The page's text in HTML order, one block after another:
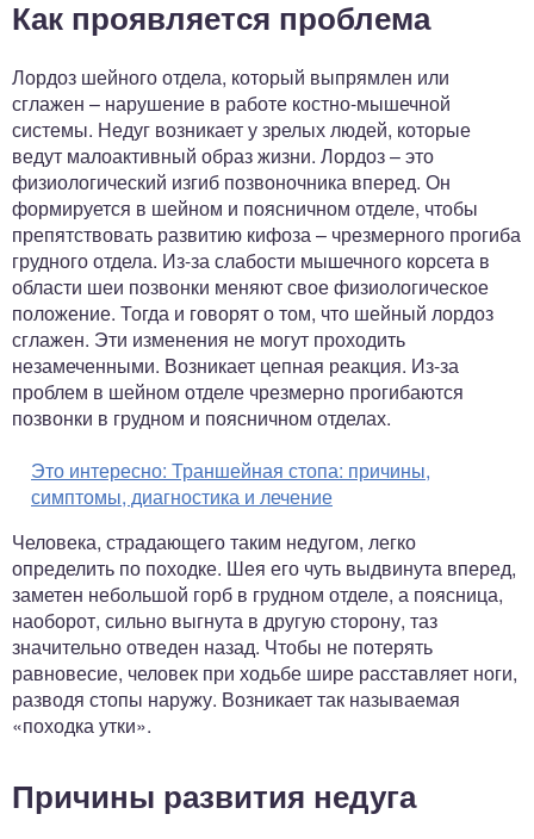
Как проявляется проблема
Лордоз шейного отдела, который выпрямлен или
сглажен – нарушение в работе костно-мышечной
системы. Недуг возникает у зрелых людей, которые
ведут малоактивный образ жизни. Лордоз – это
физиологический изгиб позвоночника вперед. Он
формируется в шейном и поясничном отделе, чтобы
препятствовать развитию кифоза – чрезмерного прогиба
грудного отдела. Из-за слабости мышечного корсета в
области шеи позвонки меняют свое физиологическое
положение. Тогда и говорят о том, что шейный лордоз
сглажен. Эти изменения не могут проходить
незамеченными. Возникает цепная реакция. Из-за
проблем в шейном отделе чрезмерно прогибаются
позвонки в грудном и поясничном отделах.
Это интересно: Траншейная стопа: причины,
симптомы, диагностика и лечение
Человека, страдающего таким недугом, легко
определить по походке. Шея его чуть выдвинута вперед,
заметен небольшой горб в грудном отделе, а поясница,
наоборот, сильно выгнута в другую сторону, таз
значительно отведен назад. Чтобы не потерять
равновесие, человек при ходьбе шире расставляет ноги,
разводя стопы наружу. Возникает так называемая
«походка утки».
Причины развития недуга